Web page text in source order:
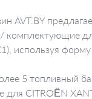
AVT.BY
комплектующие
используя
5 топливный
CITROËN